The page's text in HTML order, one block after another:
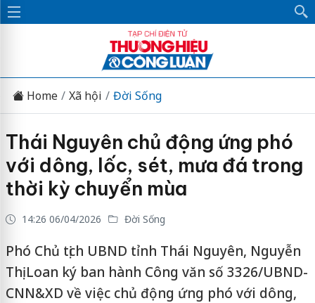
Home Xã hội Đời Sống
Thái Nguyên chủ động ứng phó
với dông, lốc, sét, mưa đá trong
thời kỳ chuyển mùa
14:26 06/04/2026 Đời Sống
Phó Chủ tịch UBND tỉnh Thái Nguyên, Nguyễn
Thị Loan ký ban hành Công văn số 3326/UBND-
CNN&XD về việc chủ động ứng phó với dông,